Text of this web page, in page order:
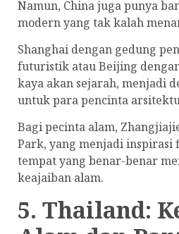
Namun, China juga punya
modern yang tak kalah
Shanghai dengan gedung
futuristik atau Beijing
kaya akan sejarah, menjadi
untuk para pencinta
Bagi pecinta alam,
Park, yang menjadi inspirasi
tempat yang benar-benar
keajaiban alam.
5. Thailand: